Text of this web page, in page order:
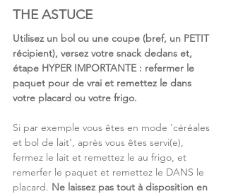
THE ASTUCE
Utilisez un bol ou une coupe (bref, un PETIT
récipient), versez votre snack dedans et,
étape HYPER IMPORTANTE : refermer le
paquet pour de vrai et remettez le dans
votre placard ou votre frigo.
Si par exemple vous êtes en mode 'céréales
et bol de lait', après vous êtes servi(e),
fermez le lait et remettez le au frigo, et
remerfer le paquet et remettez le DANS le
placard. Ne laissez pas tout à disposition en